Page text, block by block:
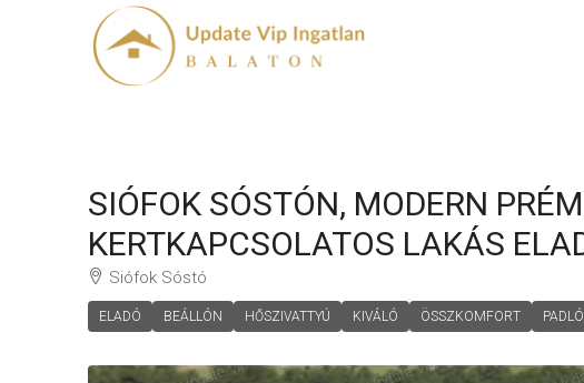
SIÓFOK SÓSTÓN, MODERN
KERTKAPCSOLATOS LAKÁS
Siófok Sóstó
ELADÓ BEÁLLÓN HŐSZIVATTYÚ KIVÁLÓ ÖSSZKOMFORT